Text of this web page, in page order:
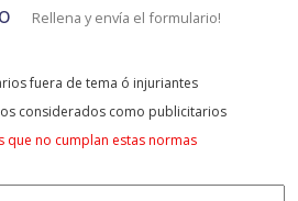
Rellena y envía el formulario!
fuera de tema ó injuriantes
considerados como publicitarios
que no cumplan estas normas